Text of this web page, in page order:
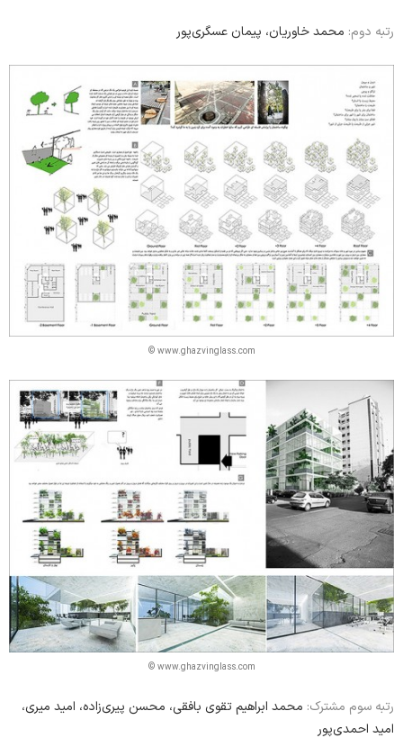
رتبه دوم: محمد خاوریان، پیمان عسگری‌پور
© www.ghazvinglass.com
© www.ghazvinglass.com
رتبه سوم مشترک: محمد ابراهیم تقوی بافقی، محسن پیری‌زاده، امید میری،
امید احمدی‌پور